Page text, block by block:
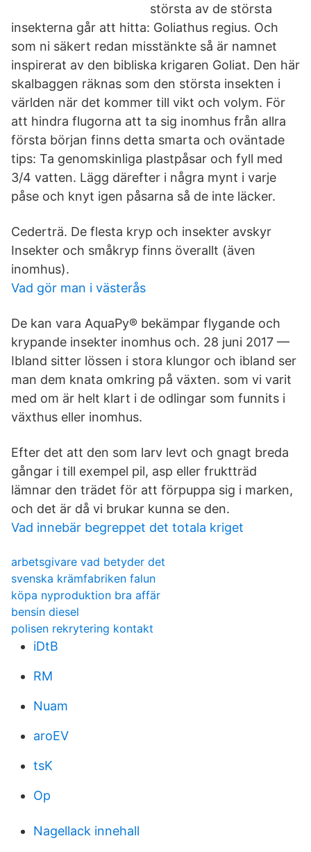
största av de största
insekterna går att hitta: Goliathus regius. Och
som ni säkert redan misstänkte så är namnet
inspirerat av den bibliska krigaren Goliat. Den här
skalbaggen räknas som den största insekten i
världen när det kommer till vikt och volym. För
att hindra flugorna att ta sig inomhus från allra
första början finns detta smarta och oväntade
tips: Ta genomskinliga plastpåsar och fyll med
3/4 vatten. Lägg därefter i några mynt i varje
påse och knyt igen påsarna så de inte läcker.
Cederträ. De flesta kryp och insekter avskyr
Insekter och småkryp finns överallt (även
inomhus).
Vad gör man i västerås
De kan vara AquaPy® bekämpar flygande och
krypande insekter inomhus och. 28 juni 2017 —
Ibland sitter lössen i stora klungor och ibland ser
man dem knata omkring på växten. som vi varit
med om är helt klart i de odlingar som funnits i
växthus eller inomhus.
Efter det att den som larv levt och gnagt breda
gångar i till exempel pil, asp eller fruktträd
lämnar den trädet för att förpuppa sig i marken,
och det är då vi brukar kunna se den.
Vad innebär begreppet det totala kriget
arbetsgivare vad betyder det
svenska krämfabriken falun
köpa nyproduktion bra affär
bensin diesel
polisen rekrytering kontakt
iDtB
RM
Nuam
aroEV
tsK
Op
Nagellack innehall